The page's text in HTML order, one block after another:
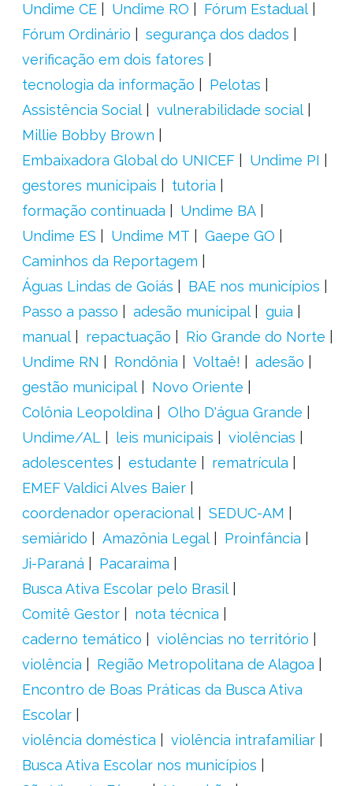
Undime CE
Undime RO
Fórum Estadual
Fórum Ordinário
segurança dos dados
verificação em dois fatores
tecnologia da informação
Pelotas
Assistência Social
vulnerabilidade social
Millie Bobby Brown
Embaixadora Global do UNICEF
Undime PI
gestores municipais
tutoria
formação continuada
Undime BA
Undime ES
Undime MT
Gaepe GO
Caminhos da Reportagem
Águas Lindas de Goiás
BAE nos municípios
Passo a passo
adesão municipal
guia
manual
repactuação
Rio Grande do Norte
Undime RN
Rondônia Voltaê!
adesão
gestão municipal
Novo Oriente
Colônia Leopoldina
Olho D'água Grande
Undime/AL
leis municipais
violências
adolescentes
estudante
rematrícula
EMEF Valdici Alves Baier
coordenador operacional
SEDUC-AM
semiárido
Amazônia Legal
Proinfância
Ji-Paraná
Pacaraima
Busca Ativa Escolar pelo Brasil
Comitê Gestor
nota técnica
caderno temático
violências no território
violência
Região Metropolitana de Alagoa
Encontro de Boas Práticas da Busca Ativa
Escolar
violência doméstica
violência intrafamiliar
Busca Ativa Escolar nos municípios